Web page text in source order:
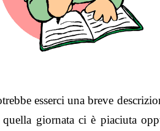
esserci una breve
quella giornata ci è piaciuta